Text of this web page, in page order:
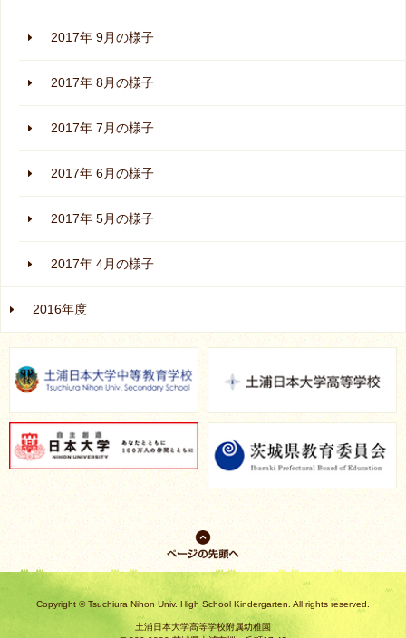
2017年 9月の様子
2017年 8月の様子
2017年 7月の様子
2017年 6月の様子
2017年 5月の様子
2017年 4月の様子
2016年度
ページの先
頭へ戻る
Copyright © Tsuchiura Nihon Univ. High School Kindergarten. All rights reserved.
土浦日本大学高等学校附属幼稚園